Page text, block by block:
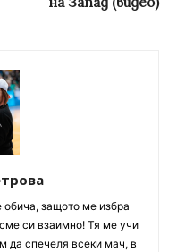
защото ме избра
си взаимно! Тя ме учи
да спечеля всеки мач, в